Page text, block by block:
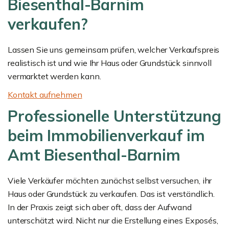
Biesenthal-Barnim
verkaufen?
Lassen Sie uns gemeinsam prüfen, welcher Verkaufspreis
realistisch ist und wie Ihr Haus oder Grundstück sinnvoll
vermarktet werden kann.
Kontakt aufnehmen
Professionelle Unterstützung
beim Immobilienverkauf im
Amt Biesenthal-Barnim
Viele Verkäufer möchten zunächst selbst versuchen, ihr
Haus oder Grundstück zu verkaufen. Das ist verständlich.
In der Praxis zeigt sich aber oft, dass der Aufwand
unterschätzt wird. Nicht nur die Erstellung eines Exposés,